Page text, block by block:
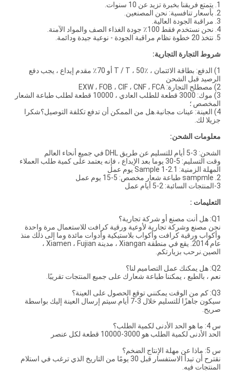
1. يتمتع فريقنا بخبرة تزيد عن 10 سنوات.
2. بأسعار تنافسية: نحن المصنعين.
3. مراقبة الجودة العالية.
4. نحن نستخدم فقط 100٪ جودة الغذاء الصف والمواد الآمنة.
5. نتخذ 20 خطوة نظام مراقبة الجودة - نوعية جيدة ودائمة.
شروط التجارة التجارية:
1) الدفع: بطاقة الائتمان ، T / T ، 50٪ أو 70٪ مقدم إيداع ، يجب دفع
الرصيد قبل الشحن
2) مصطلح التجارة: EXW ، FOB ، CIF ، CNF ، FCA
3) موك: 3000 قطعة للطلب العادي ، 10000 قطعة لطلب طباعة الشعار
المخصص ؛
4) العينة: عينات مجانية.هل من الممكن أن تدفع تكلفة التوصيل؟شكرا
جزيلا لك.
معلومات الشحن:
الشحن: 3-5 أيام للتسليم عن طريق DHL في جميع أنحاء العالم
وقت التسليم: 5-30 يوما بعد الإيداع ، فإنه يعتمد على كمية طلب العملاء
المهلة الزمنية: 1.Sample 1-2 يوم عمل
2. sampmle طباعة شعار مخصص: 5-15 يوم عمل
3-المنتجات السائبة: 2-5 أيام عمل
التعليمات :
Q1: هل أنت مصنع أو شركة تجارية؟
نحن مصنع وشركة تجارية لأوعية ورقية كرافت للاستعمال مرة واحدة
وأكواب ورقية كرافت وأكواب بلاستيكية وأدوات مائدة وما إلى ذلك منذ
عام 2014. يقع في منطقة Xiangan ، مدينة Xiamen ، Fujian ،
الصين.نرحب بزيارتكم.
Q2: هل يمكنك عمل التصاميم لنا؟
نعم ، بالطبع ، يمكننا طباعة شعارك على جميع المنتجات تقريبًا.
Q3: كم من الوقت يمكنني توقع الحصول على العينة؟
سيكون جاهزًا للتسليم خلال 3-7 أيام.سيتم إرسال العينة إليك بواسطة
صريح.
س 4: ما هو الحد الأدنى لكمية الطلب؟
الحد الأدنى لكمية الطلب هو 3000-10000 قطعة لكل عنصر
س 5: ماذا عن مهلة الإنتاج الضخم؟
نقترح أن تبدأ الاستفسار قبل 30 يومًا من التاريخ الذي ترغب في استلام
المنتجات فيه.